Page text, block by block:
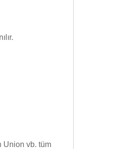
Union vb. tüm